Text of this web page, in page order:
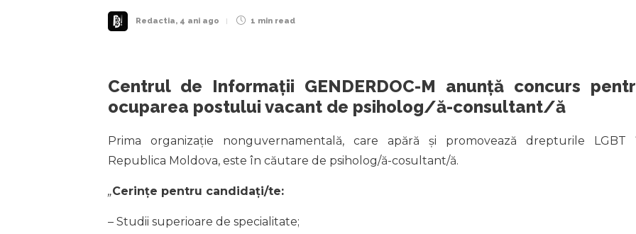
Redactia, 4 ani ago 1 min read
Centrul de Informații GENDERDOC-M anunță concurs
ocuparea postului vacant de psiholog/ă-consultant/ă
Prima organizație nonguvernamentală, care apără și promovează drepturile LGBT
Republica Moldova, este în căutare de psiholog/ă-cosultant/ă.
„Cerințe pentru candidați/te:
– Studii superioare de specialitate;